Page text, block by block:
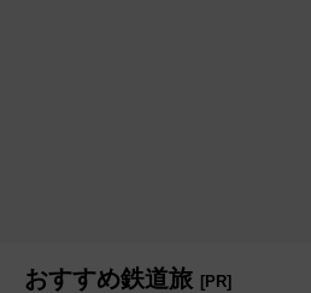
おすすめ鉄道旅 [PR]